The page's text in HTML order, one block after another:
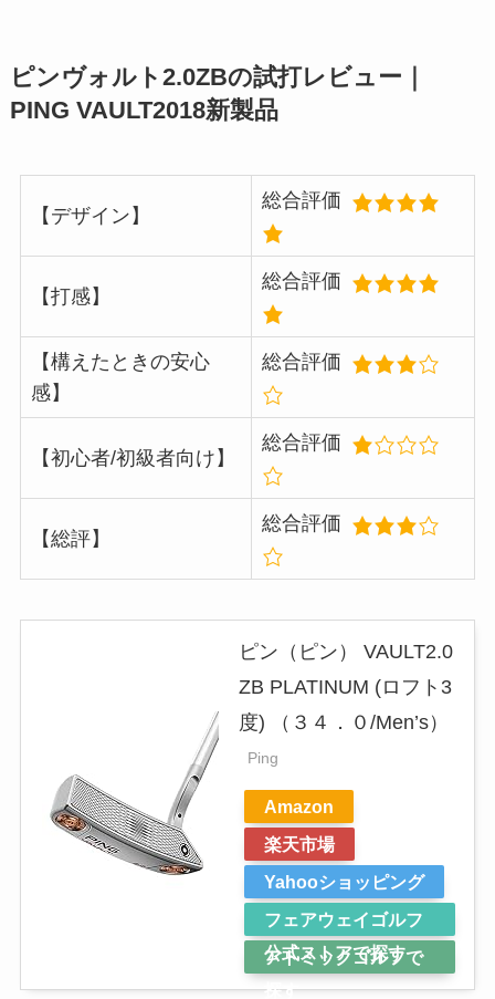
ピンヴォルト2.0ZBの試打レビュー｜
PING VAULT2018新製品
【デザイン】
総合評価
【打感】
総合評価
【構えたときの安心
感】
総合評価
【初心者/初級者向け】
総合評価
【総評】
総合評価
ピン（ピン） VAULT2.0
ZB PLATINUM (ロフト3
度) （３４．０/Men’s）
Ping
Amazon
楽天市場
Yahooショッピング
フェアウェイゴルフ
公式ストアで探す
アトミックゴルフで
探す